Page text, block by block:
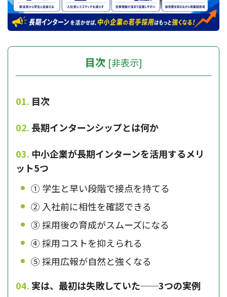
目次 [非表示]
目次
長期インターンシップとは何か
中小企業が長期インターンを活用するメリ
ット5つ
① 学生と早い段階で接点を持てる
② 入社前に相性を確認できる
③ 採用後の育成がスムーズになる
④ 採用コストを抑えられる
⑤ 採用広報が自然と強くなる
実は、最初は失敗していた──3つの実例